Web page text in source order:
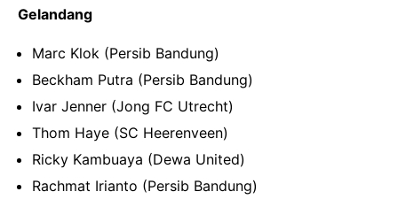
Gelandang
Marc Klok (Persib Bandung)
Beckham Putra (Persib Bandung)
Ivar Jenner (Jong FC Utrecht)
Thom Haye (SC Heerenveen)
Ricky Kambuaya (Dewa United)
Rachmat Irianto (Persib Bandung)